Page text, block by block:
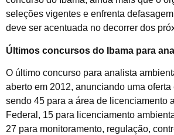
seleções vigentes e enfrenta
deve ser acentuada no decorrer dos
Últimos concursos do Ibama para
O último concurso para analista
aberto em 2012, anunciando uma oferta
sendo 45 para a área de licenciamento
Federal, 15 para licenciamento
27 para monitoramento, regulação,